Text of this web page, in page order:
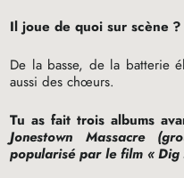
Il joue de quoi sur scène ?
De la basse, de la batterie
aussi des chœurs.
Tu as fait trois albums
Jonestown Massacre
popularisé par le film «Dig